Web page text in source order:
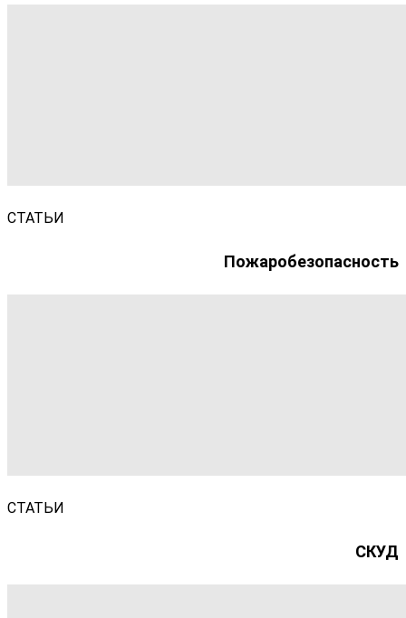
СТАТЬИ
Пожаробезопасность
СТАТЬИ
СКУД